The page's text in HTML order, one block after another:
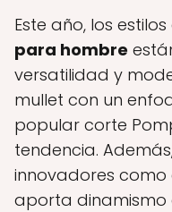
Este año, los
para hombre
versatilidad y
mullet con un
popular corte
tendencia.
innovadores como
aporta dinamismo